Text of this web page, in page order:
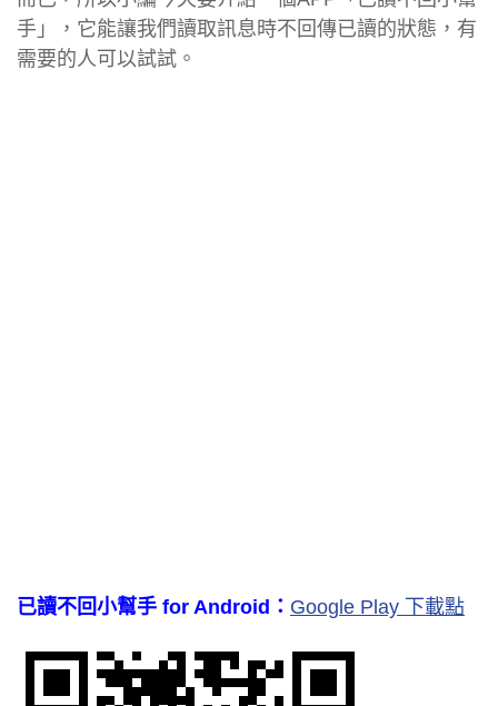
手」，它能讓我們讀取訊息時不回傳已讀的狀態，有
需要的人可以試試。
已讀不回小幫手 for Android： Google Play 下載點